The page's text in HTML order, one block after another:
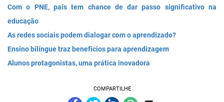
Com o PNE, país tem chance de dar passo significativo na
educação
As redes sociais podem dialogar com o aprendizado?
Ensino bilíngue traz benefícios para aprendizagem
Alunos protagonistas, uma prática inovadora
COMPARTILHE